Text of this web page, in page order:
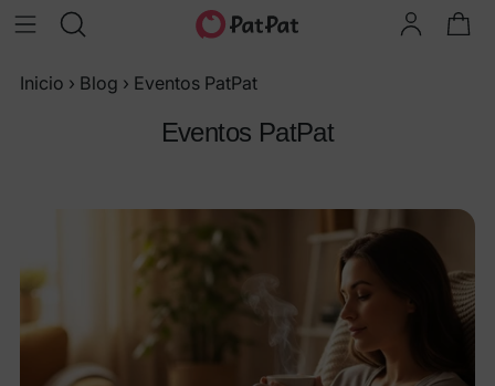
Inicio › Blog › Eventos PatPat
Eventos PatPat